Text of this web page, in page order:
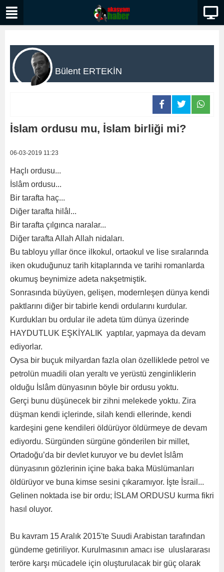
Bülent ERTEKİN
İslam ordusu mu, İslam birliği mi?
06-03-2019 11:23
Haçlı ordusu...
İslâm ordusu...
Bir tarafta haç...
Diğer tarafta hilâl...
Bir tarafta çılgınca naralar...
Diğer tarafta Allah Allah nidaları.
Bu tabloyu yıllar önce ilkokul, ortaokul ve lise sıralarında
iken okuduğunuz tarih kitaplarında ve tarihi romanlarda
okumuş beynimize adeta nakşetmiştik.
Sonrasında büyüyen, gelişen, modernleşen dünya kendi
paktlarını diğer bir tabirle kendi ordularını kurdular.
Kurdukları bu ordular ile adeta tüm dünya üzerinde
HAYDUTLUK EŞKİYALIK yaptılar, yapmaya da devam
ediyorlar.
Oysa bir buçuk milyardan fazla olan özelliklede petrol ve
petrolün muadili olan yeraltı ve yerüstü zenginliklerin
olduğu İslâm dünyasının böyle bir ordusu yoktu.
Gerçi bunu düşünecek bir zihni melekede yoktu. Zira
düşman kendi içlerinde, silah kendi ellerinde, kendi
kardeşini gene kendileri öldürüyor öldürmeye de devam
ediyordu. Sürgünden sürgüne gönderilen bir millet,
Ortadoğu’da bir devlet kuruyor ve bu devlet İslâm
dünyasının gözlerinin içine baka baka Müslümanları
öldürüyor ve buna kimse sesini çıkaramıyor. İşte İsrail...
Gelinen noktada ise bir ordu; İSLAM ORDUSU kurma fikri
hasıl oluyor.
Bu kavram 15 Aralık 2015'te Suudi Arabistan tarafından
gündeme getiriliyor. Kurulmasının amacı ise uluslararası
teröre karşı mücadele için oluşturulacak bir güç olarak